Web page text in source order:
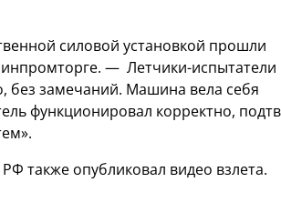
силовой установкой прошли
— Летчики-испытатели
без замечаний. Машина вела себя
функционировал корректно,
также опубликовал видео взлета.